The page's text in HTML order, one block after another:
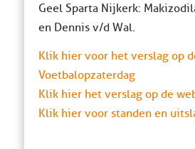
Geel Sparta Nijkerk:
en Dennis v/d Wal.
Klik hier voor het verslag op
Voetbalopzaterdag
Klik hier het verslag op de
Klik hier voor standen en